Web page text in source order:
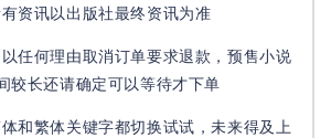
资讯以出版社最终资讯为准
任何理由取消订单要求退款，预售小说
较长还请确定可以等待才下单
和繁体关键字都切换试试，未来得及上